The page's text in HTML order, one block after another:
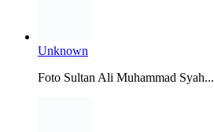
Unknown
Foto Sultan Ali Muhammad Syah...